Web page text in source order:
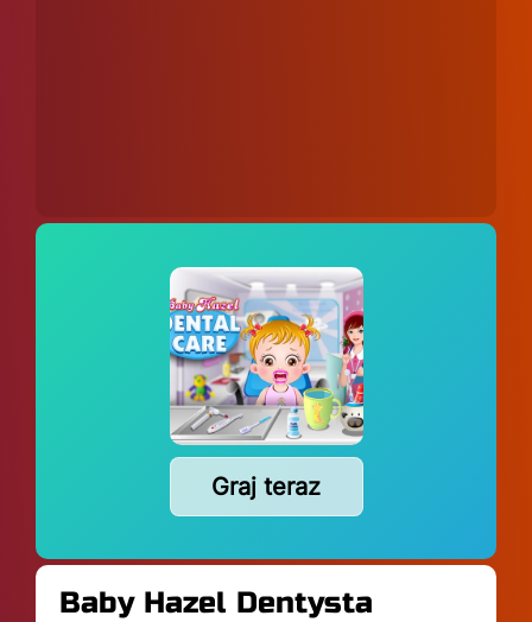
Graj teraz
Baby Hazel Dentysta